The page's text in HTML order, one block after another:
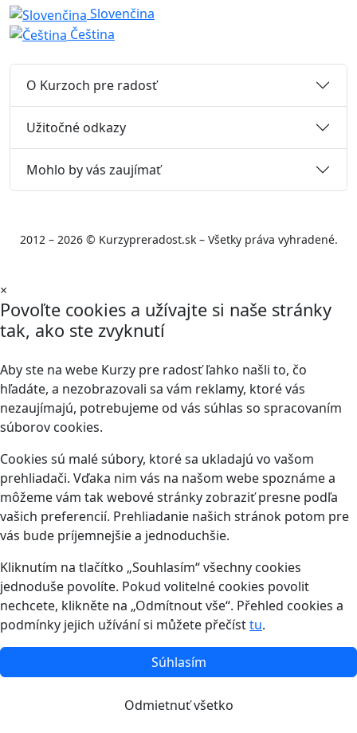
Slovenčina
Čeština
O Kurzoch pre radosť
Užitočné odkazy
Mohlo by vás zaujímať
2012 – 2026 © Kurzypreradost.sk – Všetky práva vyhradené.
×
Povoľte cookies a užívajte si naše stránky
tak, ako ste zvyknutí
Aby ste na webe Kurzy pre radosť ľahko našli to, čo
hľadáte, a nezobrazovali sa vám reklamy, ktoré vás
nezaujímajú, potrebujeme od vás súhlas so spracovaním
súborov cookies.
Cookies sú malé súbory, ktoré sa ukladajú vo vašom
prehliadači. Vďaka nim vás na našom webe spoznáme a
môžeme vám tak webové stránky zobraziť presne podľa
vašich preferencií. Prehliadanie našich stránok potom pre
vás bude príjemnejšie a jednoduchšie.
Kliknutím na tlačítko „Souhlasím“ všechny cookies
jednoduše povolíte. Pokud volitelné cookies povolit
nechcete, klikněte na „Odmítnout vše“. Přehled cookies a
podmínky jejich užívání si můžete přečísttu.
Súhlasím
Odmietnuť všetko